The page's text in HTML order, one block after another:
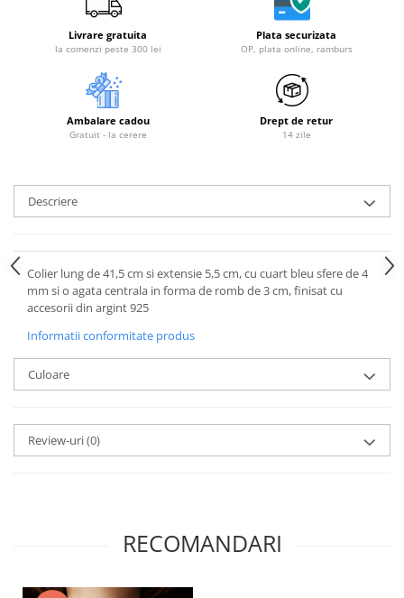
Livrare gratuita
la comenzi peste 300 lei
Plata securizata
OP, plata online, ramburs
Ambalare cadou
Gratuit - la cerere
Drept de retur
14 zile
Descriere
Colier lung de 41,5 cm si extensie 5,5 cm, cu cuart bleu sfere de 4
mm si o agata centrala in forma de romb de 3 cm, finisat cu
accesorii din argint 925
Informatii conformitate produs
Culoare
Review-uri(0)
RECOMANDARI